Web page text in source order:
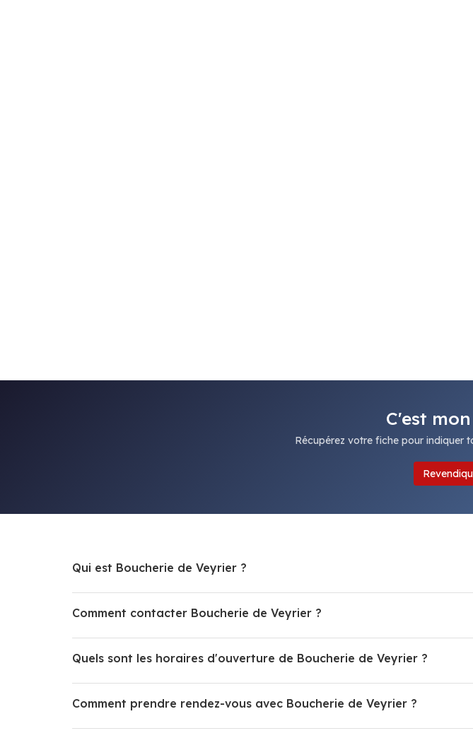
C'est
Récupérez votre fiche pour indiquer
Qui est Boucherie de Veyrier ?
Comment contacter Boucherie de Veyrier ?
Quels sont les horaires d'ouverture de Boucherie de Veyrier ?
Comment prendre rendez-vous avec Boucherie de Veyrier ?